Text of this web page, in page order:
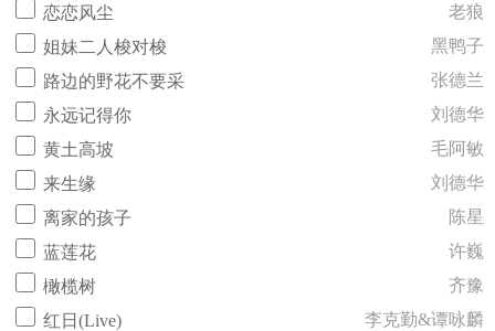
恋恋风尘
老狼
姐妹二人梭对梭
黑鸭子
路边的野花不要采
张德兰
永远记得你
刘德华
黄土高坡
毛阿敏
来生缘
刘德华
离家的孩子
陈星
蓝莲花
许巍
橄榄树
齐豫
红日(Live)
李克勤&谭咏麟